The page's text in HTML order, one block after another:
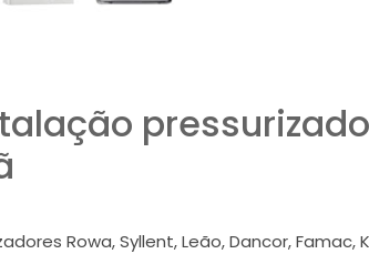
Rowa, Syllent, Leão, Dancor, Famac,